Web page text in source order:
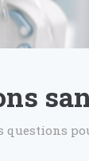
questions